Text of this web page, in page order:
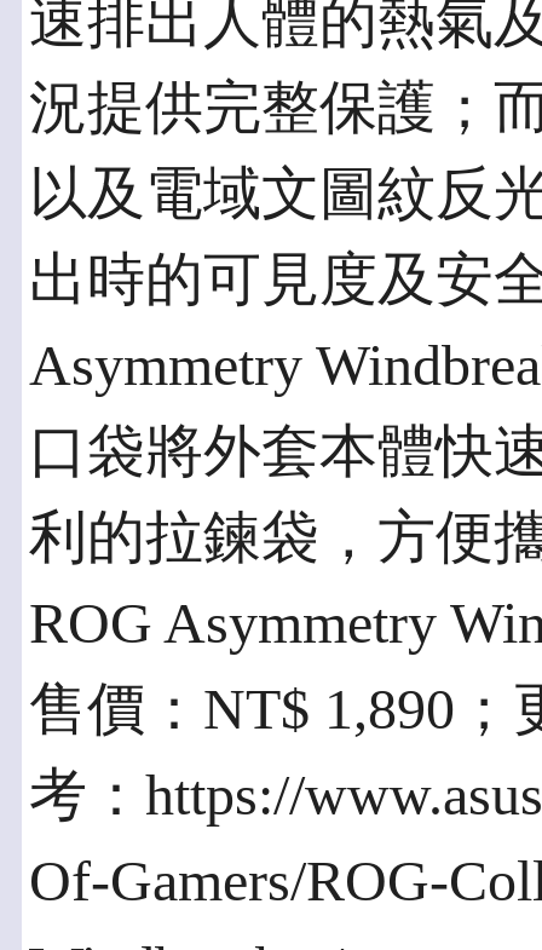
速排出人體的熱氣
況提供完整保護；
以及電域文圖紋反
出時的可見度及安
Asymmetry
口袋將外套本體快
利的拉鍊袋，方便
ROG Asymmetry
售價：NT$ 1,890
考：https://
Of-Gamers/ROG-